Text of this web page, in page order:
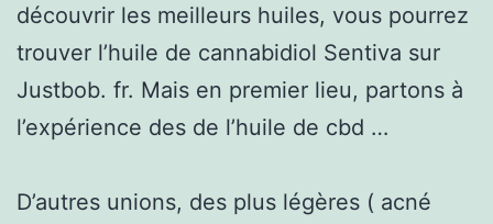
découvrir les meilleurs huiles, vous pourrez
trouver l’huile de cannabidiol Sentiva sur
Justbob. fr. Mais en premier lieu, partons à
l’expérience des de l’huile de cbd …
D’autres unions, des plus légères ( acné